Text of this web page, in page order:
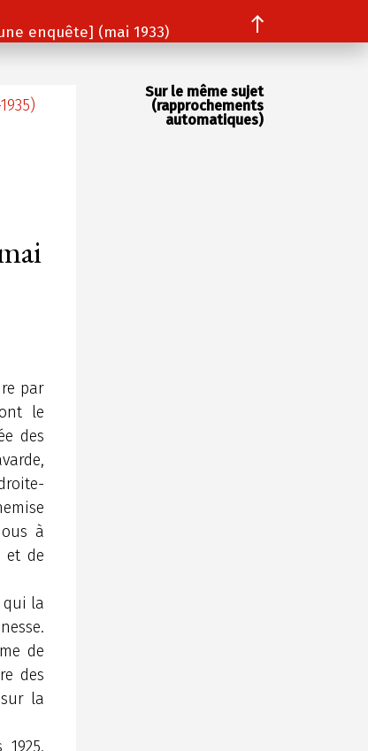
enquête] (mai 1933)
par
le
des
à
et de
qui la
de
des
la
Sur le même sujet
(rapprochements
automatiques)